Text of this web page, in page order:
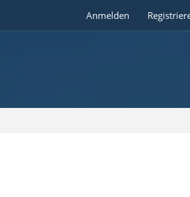
Anmelden